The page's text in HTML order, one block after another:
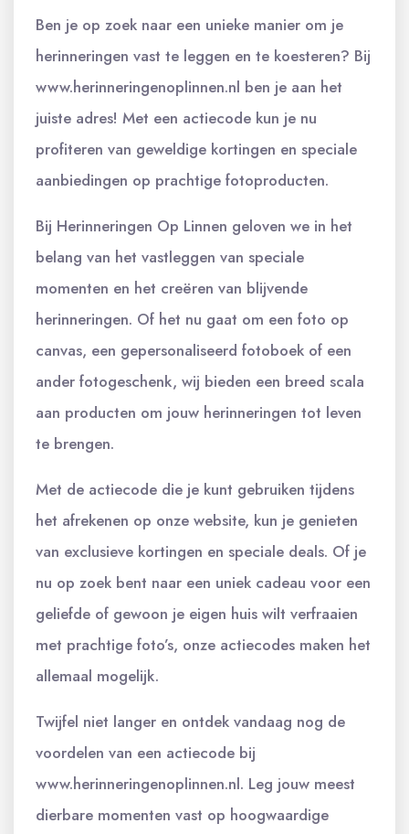
Ben je op zoek naar een unieke manier om je
herinneringen vast te leggen en te koesteren? Bij
www.herinneringenoplinnen.nl ben je aan het
juiste adres! Met een actiecode kun je nu
profiteren van geweldige kortingen en speciale
aanbiedingen op prachtige fotoproducten.
Bij Herinneringen Op Linnen geloven we in het
belang van het vastleggen van speciale
momenten en het creëren van blijvende
herinneringen. Of het nu gaat om een foto op
canvas, een gepersonaliseerd fotoboek of een
ander fotogeschenk, wij bieden een breed scala
aan producten om jouw herinneringen tot leven
te brengen.
Met de actiecode die je kunt gebruiken tijdens
het afrekenen op onze website, kun je genieten
van exclusieve kortingen en speciale deals. Of je
nu op zoek bent naar een uniek cadeau voor een
geliefde of gewoon je eigen huis wilt verfraaien
met prachtige foto’s, onze actiecodes maken het
allemaal mogelijk.
Twijfel niet langer en ontdek vandaag nog de
voordelen van een actiecode bij
www.herinneringenoplinnen.nl. Leg jouw meest
dierbare momenten vast op hoogwaardige